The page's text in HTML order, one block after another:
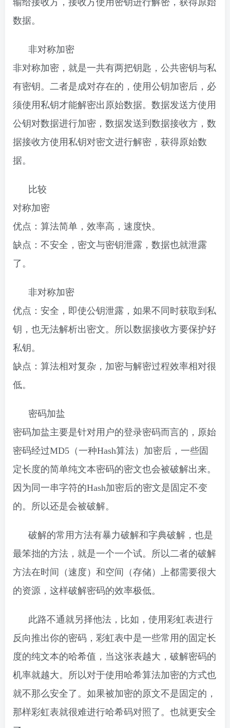
输给接收方，接收方使用密钥进行解密，获得原始
数据。
非对称加密
非对称加密，就是一共有两把钥匙，公共密钥与私
有密钥。二者是成对存在的，使用公钥加密后，必
须使用私钥才能解密出原始数据。数据发送方使用
公钥对数据进行加密，数据发送到数据接收方，数
据接收方使用私钥对密文进行解密，获得原始数
据。
比较
对称加密
优点：算法简单，效率高，速度快。
缺点：不安全，密文与密钥泄露，数据也就泄露
了。
非对称加密
优点：安全，即使公钥泄露，如果不同时获取到私
钥，也无法解析出密文。所以数据接收方要保护好
私钥。
缺点：算法相对复杂，加密与解密过程效率相对很
低。
密码加盐
密码加盐主要是针对用户的登录密码而言的，原始
密码经过MD5（一种Hash算法）加密后，一些固
定长度的简单纯文本密码的密文也会被破解出来。
因为同一串字符的Hash加密后的密文是固定不变
的。所以还是会被破解。
破解的常用方法有暴力破解和字典破解，也是
最笨拙的方法，就是一个一个试。所以二者的破解
方法在时间（速度）和空间（存储）上都需要很大
的资源，这样破解密码的效率极低。
此路不通就另择他法，比如，使用彩虹表进行
反向推出你的密码，彩虹表中是一些常用的固定长
度的纯文本的哈希值，当这张表越大，破解密码的
机率就越大。所以对于使用哈希算法加密的方式也
就不那么安全了。如果被加密的原文不是固定的，
那样彩虹表就很难进行哈希码对照了。也就更安全